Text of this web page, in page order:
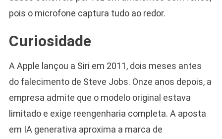
pois o microfone captura tudo ao redor.
Curiosidade
A Apple lançou a Siri em 2011, dois meses antes
do falecimento de Steve Jobs. Onze anos depois, a
empresa admite que o modelo original estava
limitado e exige reengenharia completa. A aposta
em IA generativa aproxima a marca de